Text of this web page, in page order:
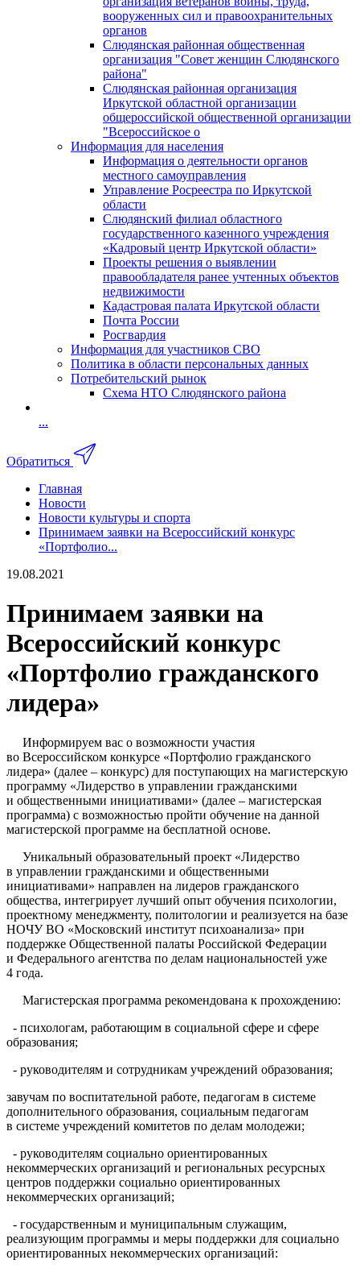
вооруженных сил и правоохранительных
органов
Слюдянская районная общественная
организация "Совет женщин Слюдянского
района"
Слюдянская районная организация
Иркутской областной организации
общероссийской общественной организации
"Всероссийское о
Информация для населения
Информация о деятельности органов
местного самоуправления
Управление Росреестра по Иркутской
области
Слюдянский филиал областного
государственного казенного учреждения
«Кадровый центр Иркутской области»
Проекты решения о выявлении
правообладателя ранее учтенных объектов
недвижимости
Кадастровая палата Иркутской области
Почта России
Росгвардия
Информация для участников СВО
Политика в области персональных данных
Потребительский рынок
Схема НТО Слюдянского района
...
Обратиться
Главная
Новости
Новости культуры и спорта
Принимаем заявки на Всероссийский конкурс
«Портфолио...
19.08.2021
Принимаем заявки на
Всероссийский конкурс
«Портфолио гражданского
лидера»
Информируем вас о возможности участия
во Всероссийском конкурсе «Портфолио гражданского
лидера» (далее – конкурс) для поступающих на магистерскую
программу «Лидерство в управлении гражданскими
и общественными инициативами» (далее – магистерская
программа) с возможностью пройти обучение на данной
магистерской программе на бесплатной основе.
Уникальный образовательный проект «Лидерство
в управлении гражданскими и общественными
инициативами» направлен на лидеров гражданского
общества, интегрирует лучший опыт обучения психологии,
проектному менеджменту, политологии и реализуется на базе
НОЧУ ВО «Московский институт психоанализа» при
поддержке Общественной палаты Российской Федерации
и Федерального агентства по делам национальностей уже
4 года.
Магистерская программа рекомендована к прохождению:
- психологам, работающим в социальной сфере и сфере
образования;
- руководителям и сотрудникам учреждений образования;
завучам по воспитательной работе, педагогам в системе
дополнительного образования, социальным педагогам
в системе учреждений комитетов по делам молодежи;
- руководителям социально ориентированных
некоммерческих организаций и региональных ресурсных
центров поддержки социально ориентированных
некоммерческих организаций;
- государственным и муниципальным служащим,
реализующим программы и меры поддержки для социально
ориентированных некоммерческих организаций: